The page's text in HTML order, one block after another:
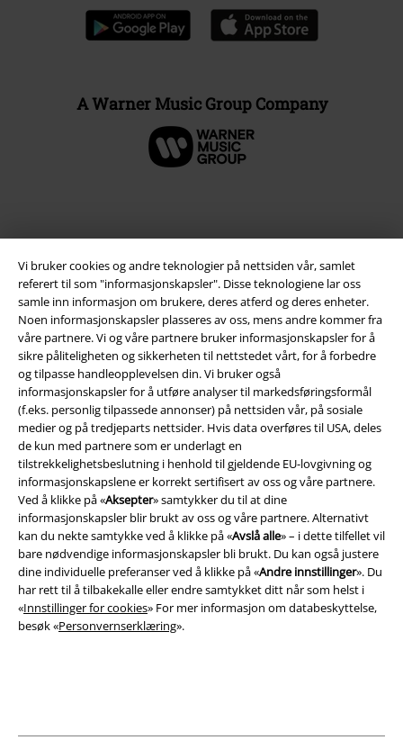
Vi bruker cookies og andre teknologier på nettsiden vår, samlet
referert til som "informasjonskapsler". Disse teknologiene lar oss
samle inn informasjon om brukere, deres atferd og deres enheter.
Noen informasjonskapsler plasseres av oss, mens andre kommer fra
våre partnere. Vi og våre partnere bruker informasjonskapsler for å
sikre påliteligheten og sikkerheten til nettstedet vårt, for å forbedre
og tilpasse handleopplevelsen din. Vi bruker også
informasjonskapsler for å utføre analyser til markedsføringsformål
(f.eks. personlig tilpassede annonser) på nettsiden vår, på sosiale
medier og på tredjeparts nettsider. Hvis data overføres til USA, deles
de kun med partnere som er underlagt en
tilstrekkelighetsbeslutning i henhold til gjeldende EU-lovgivning og
informasjonskapslene er korrekt sertifisert av oss og våre partnere.
Ved å klikke på «Aksepter» samtykker du til at dine
informasjonskapsler blir brukt av oss og våre partnere. Alternativt
kan du nekte samtykke ved å klikke på «Avslå alle» – i dette tilfellet vil
bare nødvendige informasjonskapsler bli brukt. Du kan også justere
dine individuelle preferanser ved å klikke på «Andre innstillinger». Du
har rett til å tilbakekalle eller endre samtykket ditt når som helst i
«Innstillinger for cookies» For mer informasjon om databeskyttelse,
besøk «Personvernserklæring».
A Warner Music Group Company
Juridisk informasjon/Vilkår
Vilkår
Impressum
Konfidensialitetserklæring
Avfallshåndtering og miljøbeskyttelse
Samsvarserklæring
Innstillinger for cookies